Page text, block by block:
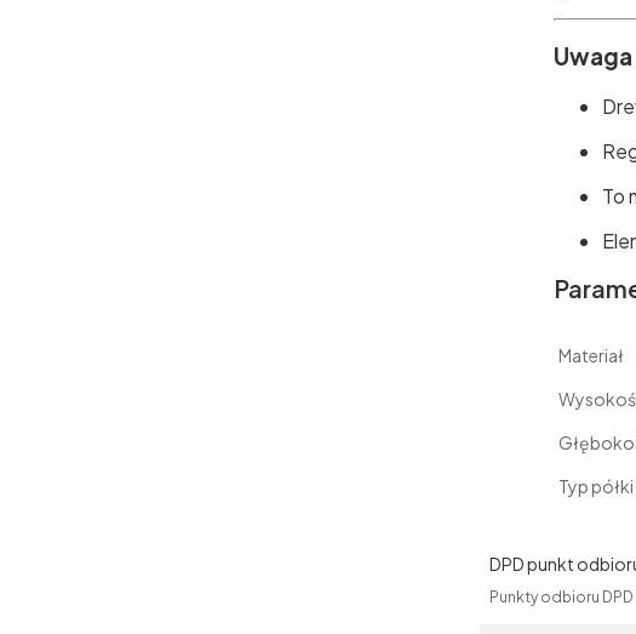
Uwaga
To
Materiał
Typ półki
DPD punkt
Punkty odbioru DPD